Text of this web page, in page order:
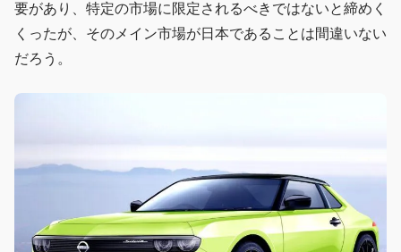
要があり、特定の市場に限定されるべきではないと締めく
くったが、そのメイン市場が日本であることは間違いない
だろう。